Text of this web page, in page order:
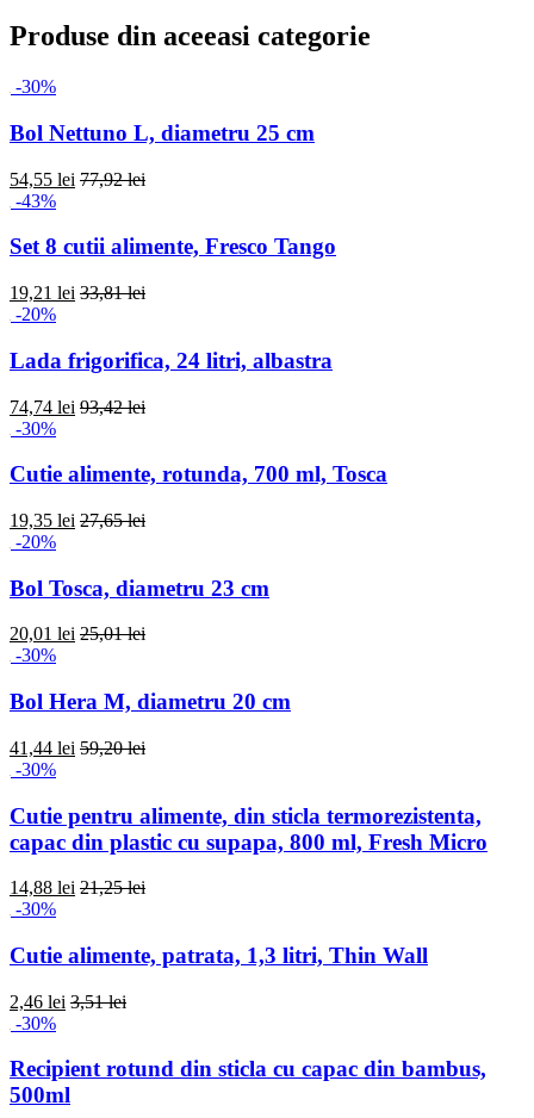
Produse din aceeasi categorie
-30%
Bol Nettuno L, diametru 25 cm
54,55 lei 77,92 lei
-43%
Set 8 cutii alimente, Fresco Tango
19,21 lei 33,81 lei
-20%
Lada frigorifica, 24 litri, albastra
74,74 lei 93,42 lei
-30%
Cutie alimente, rotunda, 700 ml, Tosca
19,35 lei 27,65 lei
-20%
Bol Tosca, diametru 23 cm
20,01 lei 25,01 lei
-30%
Bol Hera M, diametru 20 cm
41,44 lei 59,20 lei
-30%
Cutie pentru alimente, din sticla termorezistenta,
capac din plastic cu supapa, 800 ml, Fresh Micro
14,88 lei 21,25 lei
-30%
Cutie alimente, patrata, 1,3 litri, Thin Wall
2,46 lei 3,51 lei
-30%
Recipient rotund din sticla cu capac din bambus,
500ml